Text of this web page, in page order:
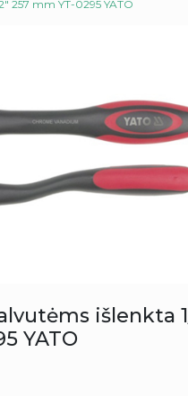
257 mm YT-0295 YATO
išlenkta
YATO